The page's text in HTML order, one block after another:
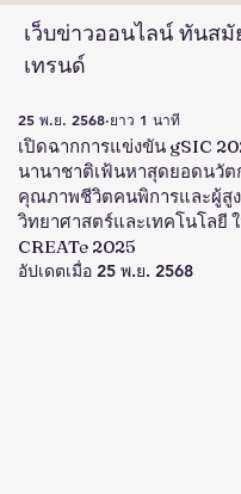
เว็บข่าวออนไลน์ ทันส
เทรนด์
เปิดฉากการแข่งขัน gSIC
นานาชาติเฟ้นหาสุดยอดนวัต
คุณภาพชีวิตคนพิการและผู้สู
วิทยาศาสตร์และเทคโนโลยี
CREATe 2025
25 พ.ย. 2568 ยาว 1 นาที
อัปเดตเมื่อ 25 พ.ย. 2568